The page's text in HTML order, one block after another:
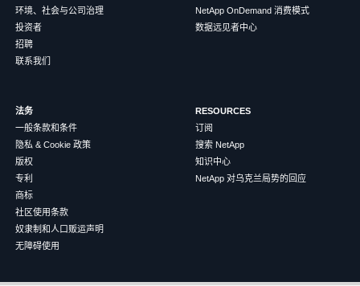
环境、社会与公司治理
投资者
招聘
联系我们
NetApp OnDemand 消费模式
数据远见者中心
法务
一般条款和条件
隐私 & Cookie 政策
版权
专利
商标
社区使用条款
奴隶制和人口贩运声明
无障碍使用
RESOURCES
订阅
搜索 NetApp
知识中心
NetApp 对乌克兰局势的回应